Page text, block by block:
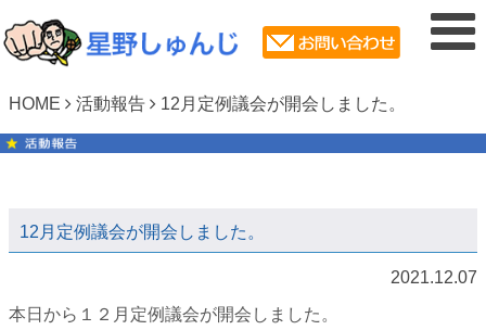
HOME 活動報告 12月定例議会が開会しました。
12月定例議会が開会しました。
2021.12.07
本日から１２月定例議会が開会しました。